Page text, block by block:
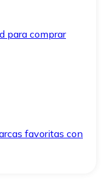
para comprar
favoritas con